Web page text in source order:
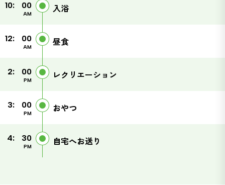
10: 00
AM 入浴
12: 00
AM 昼食
2: 00
PM レクリエーション
3: 00
PM おやつ
4: 30
PM 自宅へお送り